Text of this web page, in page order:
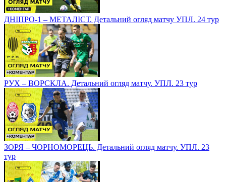
ДНІПРО-1 – МЕТАЛІСТ. Детальний огляд матчу УПЛ. 24 тур
РУХ – ВОРСКЛА. Детальний огляд матчу. УПЛ. 23 тур
ЗОРЯ – ЧОРНОМОРЕЦЬ. Детальний огляд матчу. УПЛ. 23
тур